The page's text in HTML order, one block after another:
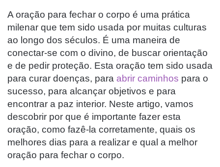
A oração para fechar o corpo é uma prática
milenar que tem sido usada por muitas culturas
ao longo dos séculos. É uma maneira de
conectar-se com o divino, de buscar orientação
e de pedir proteção. Esta oração tem sido usada
para curar doenças, para abrir caminhos para o
sucesso, para alcançar objetivos e para
encontrar a paz interior. Neste artigo, vamos
descobrir por que é importante fazer esta
oração, como fazê-la corretamente, quais os
melhores dias para a realizar e qual a melhor
oração para fechar o corpo.